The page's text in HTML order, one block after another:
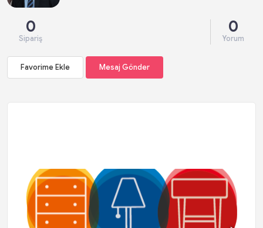
0
Sipariş
0
Yorum
Favorime Ekle Mesaj Gönder